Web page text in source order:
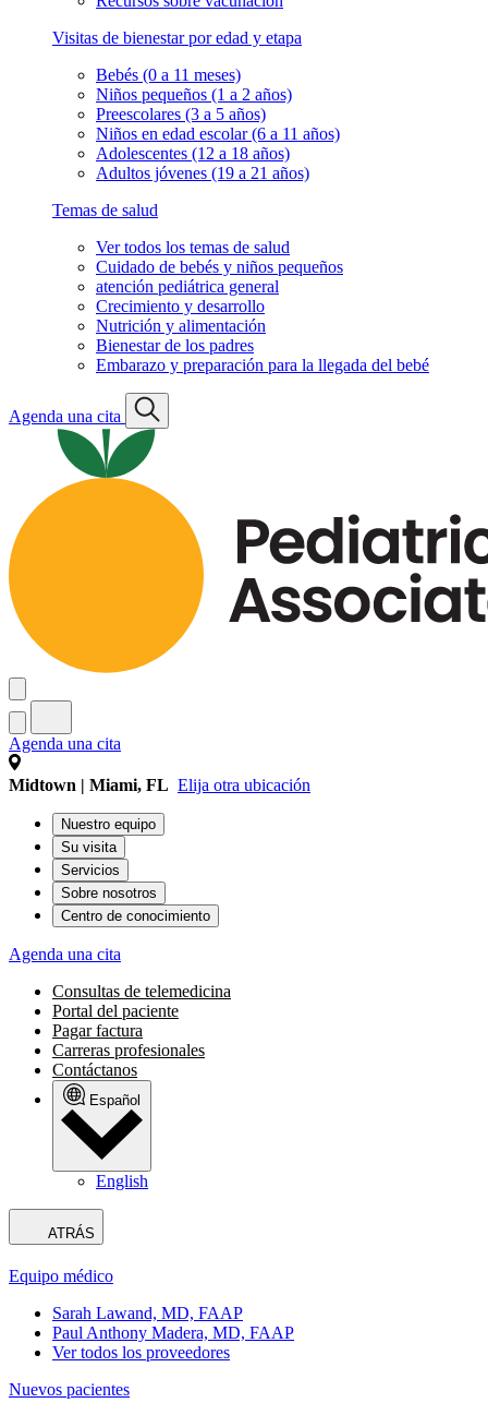
Visitas de bienestar por edad y etapa
Bebés (0 a 11 meses)
Niños pequeños (1 a 2 años)
Preescolares (3 a 5 años)
Niños en edad escolar (6 a 11 años)
Adolescentes (12 a 18 años)
Adultos jóvenes (19 a 21 años)
Temas de salud
Ver todos los temas de salud
Cuidado de bebés y niños pequeños
atención pediátrica general
Crecimiento y desarrollo
Nutrición y alimentación
Bienestar de los padres
Embarazo y preparación para la llegada del bebé
Agenda una cita
Agenda una cita
Midtown | Miami, FL Elija otra ubicación
Nuestro equipo
Su visita
Servicios
Sobre nosotros
Centro de conocimiento
Agenda una cita
Consultas de telemedicina
Portal del paciente
Pagar factura
Carreras profesionales
Contáctanos
Español
English
ATRÁS
Equipo médico
Sarah Lawand, MD, FAAP
Paul Anthony Madera, MD, FAAP
Ver todos los proveedores
Nuevos pacientes